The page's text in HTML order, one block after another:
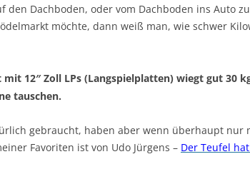
den Dachboden, oder vom Dachboden ins Auto
möchte, dann weiß man, wie schwer
12″ Zoll LPs (Langspielplatten) wiegt gut 30
tauschen.
gebraucht, haben aber wenn überhaupt nur
Favoriten ist von Udo Jürgens – Der Teufel